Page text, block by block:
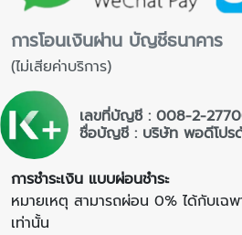
การโอนเงินผ่าน บัญชีธนาคาร
(ไม่เสียค่าบริการ)
เลขที่บัญชี : 008-2-
ชื่อบัญชี : บริษัท พอดีโปร
การชำระเงิน แบบผ่อนชำระ
หมายเหตุ สามารถผ่อน 0% ได้กับเฉพ
เท่านั้น